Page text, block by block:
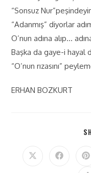
“Sonsuz
“Adanmış” diyorlar
O’nun adına alıp…
Başka da gaye-i hayal
“O’nun rızasını”
ERHAN BOZKURT